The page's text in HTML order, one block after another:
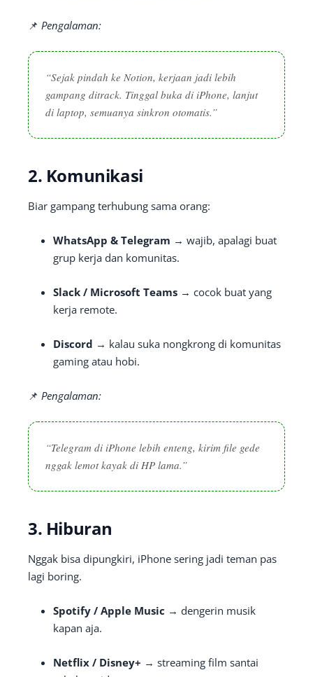
📌 Pengalaman:
“Sejak pindah ke Notion, kerjaan jadi lebih
gampang ditrack. Tinggal buka di iPhone, lanjut
di laptop, semuanya sinkron otomatis.”
2. Komunikasi
Biar gampang terhubung sama orang:
WhatsApp & Telegram → wajib, apalagi buat
grup kerja dan komunitas.
Slack / Microsoft Teams → cocok buat yang
kerja remote.
Discord → kalau suka nongkrong di komunitas
gaming atau hobi.
📌 Pengalaman:
“Telegram di iPhone lebih enteng, kirim file gede
nggak lemot kayak di HP lama.”
3. Hiburan
Nggak bisa dipungkiri, iPhone sering jadi teman pas
lagi boring.
Spotify / Apple Music → dengerin musik
kapan aja.
Netflix / Disney+ → streaming film santai